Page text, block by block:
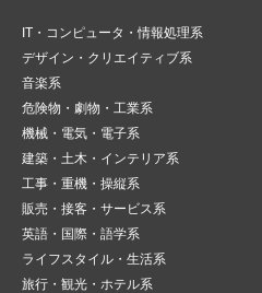
IT・コンピュータ・情報処理系
デザイン・クリエイティブ系
音楽系
危険物・劇物・工業系
機械・電気・電子系
建築・土木・インテリア系
工事・重機・操縦系
販売・接客・サービス系
英語・国際・語学系
ライフスタイル・生活系
旅行・観光・ホテル系